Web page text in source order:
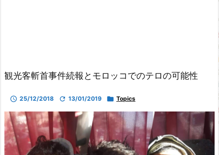
観光客斬首事件続報とモロッコでのテロの可能性
 25/12/2018  13/01/2019  Topics